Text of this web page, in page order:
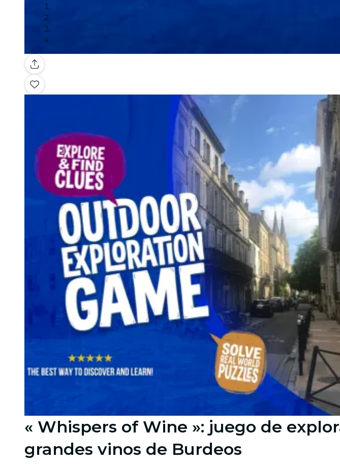
Galería
« Whispers of Wine »: juego de
grandes vinos de Burdeos